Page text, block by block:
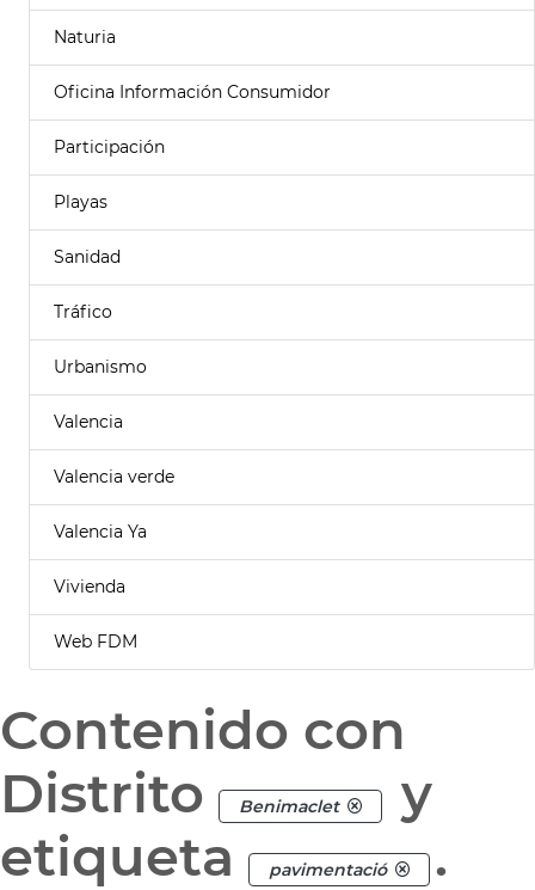
Naturia
Oficina Información Consumidor
Participación
Playas
Sanidad
Tráfico
Urbanismo
Valencia
Valencia verde
Valencia Ya
Vivienda
Web FDM
Contenido con
Distrito
Benimaclet
y
etiqueta
pavimentació .